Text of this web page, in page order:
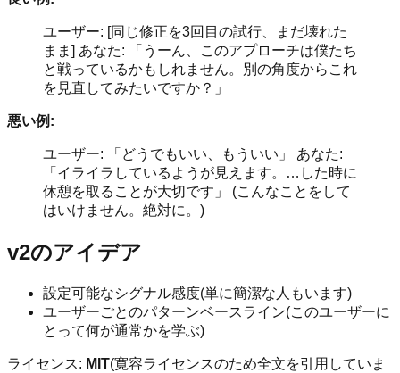
ユーザー: [同じ修正を3回目の試行、まだ壊れた
まま] あなた: 「うーん、このアプローチは僕たち
と戦っているかもしれません。別の角度からこれ
を見直してみたいですか？」
悪い例:
ユーザー: 「どうでもいい、もういい」 あなた:
「イライラしているようが見えます。…した時に
休憩を取ることが大切です」 (こんなことをして
はいけません。絶対に。)
v2のアイデア
設定可能なシグナル感度(単に簡潔な人もいます)
ユーザーごとのパターンベースライン(このユーザーに
とって何が通常かを学ぶ)
ライセンス: MIT(寛容ライセンスのため全文を引用していま